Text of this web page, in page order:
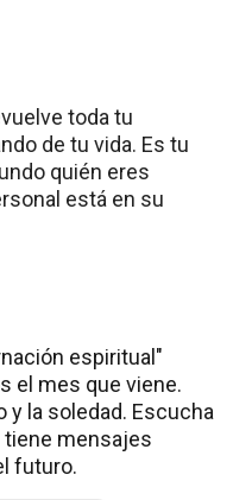
toda tu
de tu vida. Es tu
quién eres
está en su
espiritual"
el mes que viene.
la soledad. Escucha
mensajes
futuro.